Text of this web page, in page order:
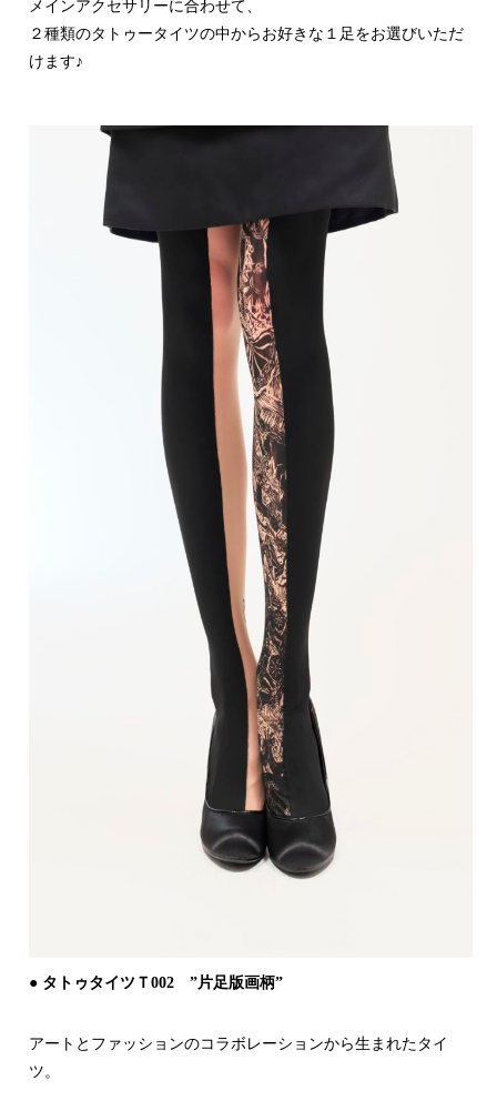
メインアクセサリーに合わせて、
２種類のタトゥータイツの中からお好きな１足をお選びいただ
けます♪
● タトゥタイツＴ002 ”片足版画柄”
アートとファッションのコラボレーションから生まれたタイ
ツ。